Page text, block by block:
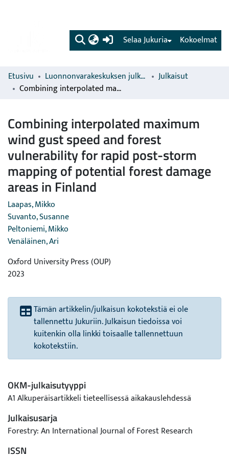
(current) Kokoelmat
Selaa Jukuria
Etusivu Luonnonvarakeskuksen julkaisut
Julkaisut
Combining interpolated maximum wind gust speed and forest vulnerability for rapid post-storm mapping of potential forest damage areas in Finland
Combining interpolated maximum
wind gust speed and forest
vulnerability for rapid post-storm
mapping of potential forest damage
areas in Finland
Laapas, Mikko
Suvanto, Susanne
Peltoniemi, Mikko
Venäläinen, Ari
Oxford University Press (OUP)
2023
Tämän artikkelin/julkaisun kokotekstiä ei ole
tallennettu Jukuriin. Julkaisun tiedoissa voi
kuitenkin olla linkki toisaalle tallennettuun
kokotekstiin.
OKM-julkaisutyyppi
A1 Alkuperäisartikkeli tieteellisessä aikakauslehdessä
Julkaisusarja
Forestry: An International Journal of Forest Research
ISSN